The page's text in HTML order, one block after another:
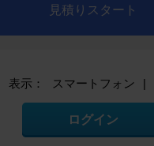
見積りスタート
表示： スマートフォン |
ログイン